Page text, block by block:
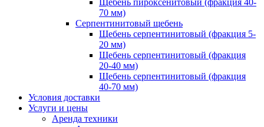
Щебень пироксенитовый (фракция 40-
70 мм)
Серпентинитовый щебень
Щебень серпентинитовый (фракция 5-
20 мм)
Щебень серпентинитовый (фракция
20-40 мм)
Щебень серпентинитовый (фракция
40-70 мм)
Условия доставки
Услуги и цены
Аренда техники